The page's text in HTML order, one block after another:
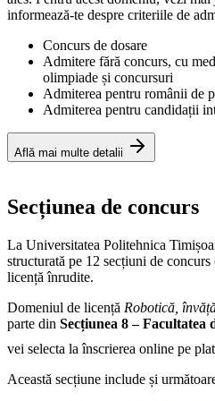
informează-te despre criteriile de
Concurs de dosare
Admitere fără concurs, cu
olimpiade și concursuri
Admiterea pentru românii de
Admiterea pentru candidații
Află mai multe detalii
Secțiunea de concurs
La Universitatea Politehnica
structurată pe 12 secțiuni de
licență înrudite.
Domeniul de licență Robotică,
parte din Secțiunea 8 – Facultatea
vei selecta la înscrierea online pe
Această secțiune include și